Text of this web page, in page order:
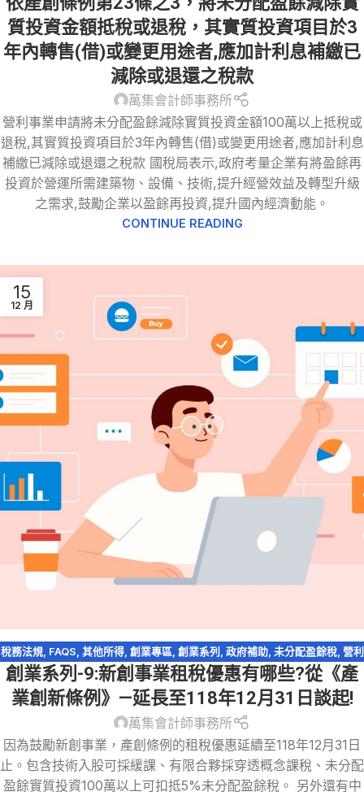
質投資金額抵稅或退稅，其實質投資項目於3
年內轉售(借)或變更用途者,應加計利息補繳已
減除或退還之稅款
萬集會計師事務所
營利事業申請將未分配盈餘減除實質投資金額100萬以上抵稅或
退稅,其實質投資項目於3年內轉售(借)或變更用途者,應加計利息
補繳已減除或退還之稅款 國稅局表示,政府考量企業有將盈餘再
投資於營運所需建築物、設備、技術,提升經營效益及轉型升級
之需求,鼓勵企業以盈餘再投資,提升國內經濟動能。
CONTINUE READING
15
12 月
稅務法規, FAQS 其他所得, 創業專區 創業系列 政府補助, 未分配盈餘稅, 營利
事業所得稅 ,產創條例
創業系列-9:新創事業租稅優惠有哪些?從《產
業創新條例》—延長至118年12月31日談起!
萬集會計師事務所
因為鼓勵新創事業，產創條例的租稅優惠延續至118年12月31日
止。包含技術入股可採緩課、有限合夥採穿透概念課稅、未分配
盈餘實質投資100萬以上可扣抵5%未分配盈餘稅。 另外還有中